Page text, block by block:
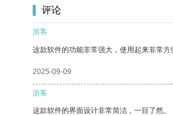
评论
游客
这款软件的功能非常强大，使用起来非常方
2025-09-09
游客
这款软件的界面设计非常简洁，一目了然。